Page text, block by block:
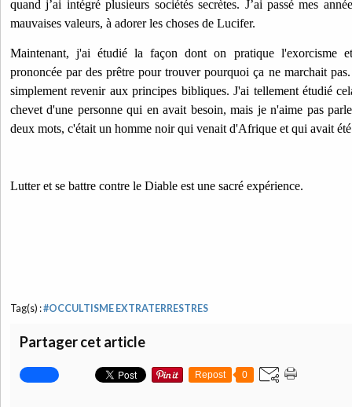
quand j’ai intégré plusieurs sociétés secrètes. J’ai passé mes
mauvaises valeurs, à adorer les choses de Lucifer.
Maintenant, j'ai étudié la façon dont on pratique l'exorcisme
prononcée par des prêtre pour trouver pourquoi ça ne marchait
simplement revenir aux principes bibliques. J'ai tellement étudié
chevet d'une personne qui en avait besoin, mais je n'aime pas
deux mots, c'était un homme noir qui venait d'Afrique et qui avait
Lutter et se battre contre le Diable est une sacré expérience.
Tag(s) :#OCCULTISME EXTRATERRESTRES
Partager cet article
Repost 0